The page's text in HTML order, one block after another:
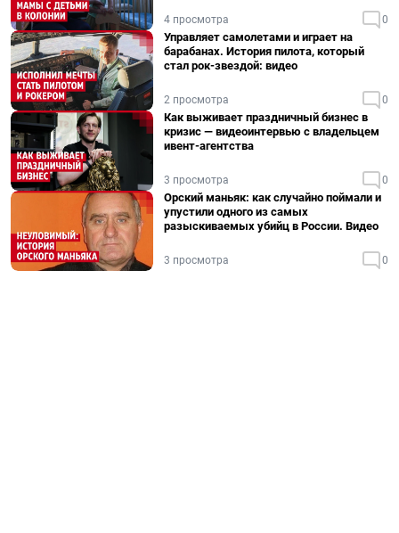
4 просмотра 0
Управляет самолетами и играет на
барабанах. История пилота, который
стал рок-звездой: видео
2 просмотра 0
Как выживает праздничный бизнес в
кризис — видеоинтервью с владельцем
ивент-агентства
3 просмотра 0
Орский маньяк: как случайно поймали и
упустили одного из самых
разыскиваемых убийц в России. Видео
3 просмотра 0